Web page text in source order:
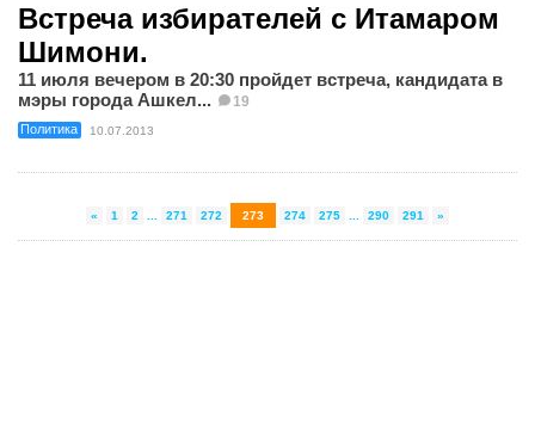
Встреча избирателей с Итамаром
Шимони.
11 июля вечером в 20:30 пройдет встреча, кандидата в
мэры города Ашкел...
19
Политика 10.07.2013
« 1 2 271 272 273 274 275 290 291 »